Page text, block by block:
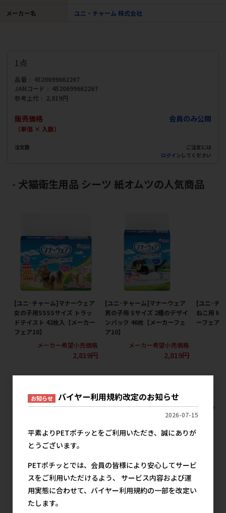
メーカー名 ユニ・チャーム 株式会社
1点
品番
4520699662267
JANコード
4520699662267
参考上代
2,819円
販売価格
（単価 × 入数）
会員のみ公開
注文数
ご注文には
ログイン してください
犬猫衛生用品 シーツ 紙オムツの人気商品
[ユニ･チャーム]マナーウェア
女の子用SSSSサイズ トラッ
ドテイスト 42枚入【メーカー
フェア10】
メーカー希望小売価格
2,819円
[ユニ･チャーム]マナーウェア
男の子用 Sサイズ 2種のデザイ
ンパック 46枚【メーカーフェ
ア10】
メーカー希望小売価格
2,819円
[ユニ･チ
ねこ用 M
ーフェア
すべての犬猫衛生用品 シーツ 紙オムツの人気商品を見る
ユニ・チャームの人気商品
お知らせ バイヤー利用規約改定のお知らせ
2026-07-15
平素よりPETポチッとをご利用いただき、誠にありが
とうございます。
PETポチッとでは、会員の皆様により安心してサービ
スをご利用いただけるよう、 サービス内容および運
用実態に合わせて、バイヤー利用規約の一部を改定い
たします。